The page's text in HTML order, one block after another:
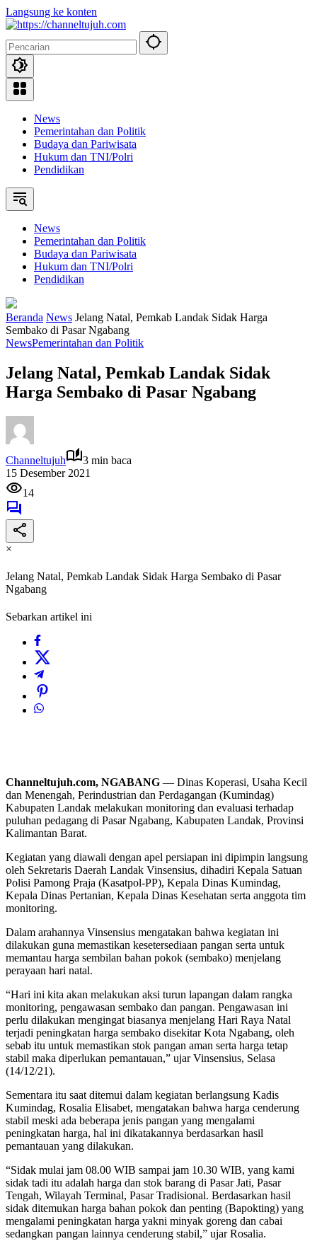
Langsung ke konten
News
Pemerintahan dan Politik
Budaya dan Pariwisata
Hukum dan TNI/Polri
Pendidikan
News
Pemerintahan dan Politik
Budaya dan Pariwisata
Hukum dan TNI/Polri
Pendidikan
Beranda News Jelang Natal, Pemkab Landak Sidak Harga
Sembako di Pasar Ngabang
NewsPemerintahan dan Politik
Jelang Natal, Pemkab Landak Sidak
Harga Sembako di Pasar Ngabang
Channeltujuh
3 min baca
15 Desember 2021
14
×
Jelang Natal, Pemkab Landak Sidak Harga Sembako di Pasar
Ngabang
Sebarkan artikel ini
Channeltujuh.com, NGABANG — Dinas Koperasi, Usaha Kecil
dan Menengah, Perindustrian dan Perdagangan (Kumindag)
Kabupaten Landak melakukan monitoring dan evaluasi terhadap
puluhan pedagang di Pasar Ngabang, Kabupaten Landak, Provinsi
Kalimantan Barat.
Kegiatan yang diawali dengan apel persiapan ini dipimpin langsung
oleh Sekretaris Daerah Landak Vinsensius, dihadiri Kepala Satuan
Polisi Pamong Praja (Kasatpol-PP), Kepala Dinas Kumindag,
Kepala Dinas Pertanian, Kepala Dinas Kesehatan serta anggota tim
monitoring.
Dalam arahannya Vinsensius mengatakan bahwa kegiatan ini
dilakukan guna memastikan kesetersediaan pangan serta untuk
memantau harga sembilan bahan pokok (sembako) menjelang
perayaan hari natal.
“Hari ini kita akan melakukan aksi turun lapangan dalam rangka
monitoring, pengawasan sembako dan pangan. Pengawasan ini
perlu dilakukan mengingat biasanya menjelang Hari Raya Natal
terjadi peningkatan harga sembako disekitar Kota Ngabang, oleh
sebab itu untuk memastikan stok pangan aman serta harga tetap
stabil maka diperlukan pemantauan,” ujar Vinsensius, Selasa
(14/12/21).
Sementara itu saat ditemui dalam kegiatan berlangsung Kadis
Kumindag, Rosalia Elisabet, mengatakan bahwa harga cenderung
stabil meski ada beberapa jenis pangan yang mengalami
peningkatan harga, hal ini dikatakannya berdasarkan hasil
pemantauan yang dilakukan.
“Sidak mulai jam 08.00 WIB sampai jam 10.30 WIB, yang kami
sidak tadi itu adalah harga dan stok barang di Pasar Jati, Pasar
Tengah, Wilayah Terminal, Pasar Tradisional. Berdasarkan hasil
sidak ditemukan harga bahan pokok dan penting (Bapokting) yang
mengalami peningkatan harga yakni minyak goreng dan cabai
sedangkan pangan lainnya cenderung stabil,” ujar Rosalia.